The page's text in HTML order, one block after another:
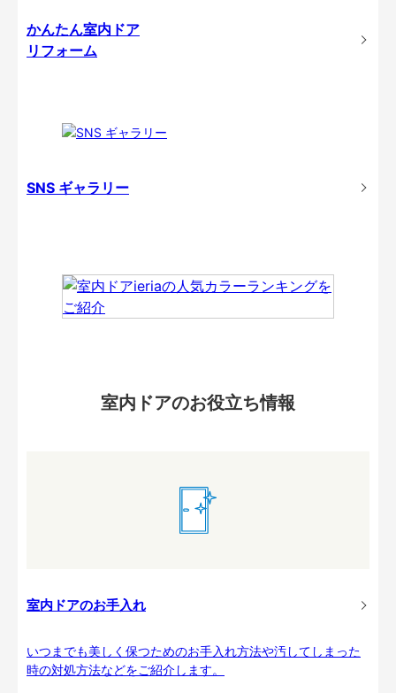
かんたん室内ドア
リフォーム
SNS ギャラリー
室内ドアのお役立ち情報
室内ドアのお手入れ
いつまでも美しく保つためのお手入れ方法や汚してしまった
時の対処方法などをご紹介します。